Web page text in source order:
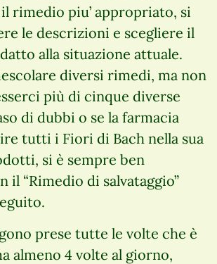
rimedio piu’ appropriato, si
le descrizioni e scegliere il
alla situazione attuale.
diversi rimedi, ma non
più di cinque diverse
di dubbi o se la farmacia
tutti i Fiori di Bach nella sua
si è sempre ben
il “Rimedio di salvataggio”
prese tutte le volte che è
almeno 4 volte al giorno,